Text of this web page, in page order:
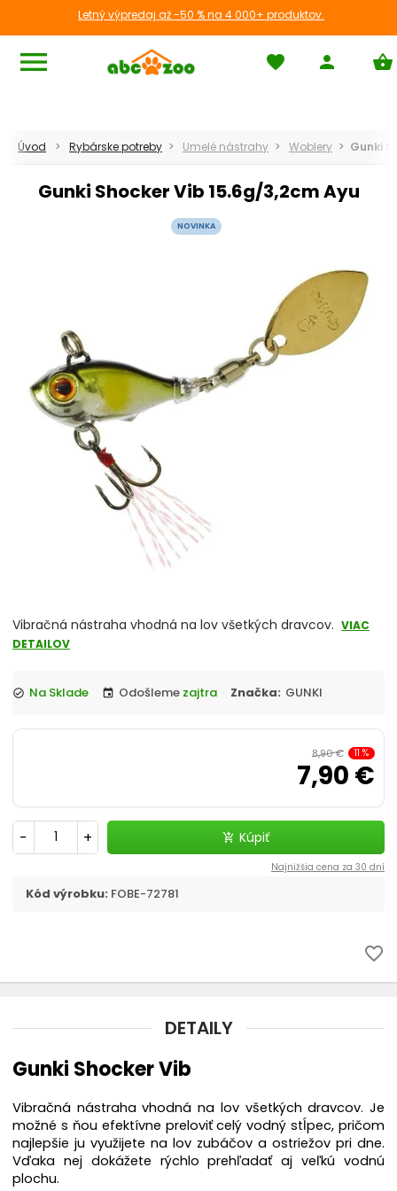
Letný výpredaj až -50 % na 4 000+ produktov.
menu favorite person shopping_basket
RYBÁRSKE POTREBY
Navijaky,Prúty...
CHOVATEĽSKÉ POTREBY
Mačky,Akvaristika
Úvod Rybárske potreby Umelé nástrahy Woblery Gunki
Gunki Shocker Vib 15.6g/3,2cm Ayu
NOVINKA
Vibračná nástraha vhodná na lov všetkých dravcov. VIAC
DETAILOV
check_circle Na Sklade event Odošleme zajtra Značka: GUNKI
8,90 € 11 %
7,90 €
- + add_shopping_cart Kúpiť
Najnižšia cena za 30 dní
Kód výrobku: FOBE-72781
favorite_border
DETAILY
Gunki Shocker Vib
Vibračná nástraha vhodná na lov všetkých dravcov. Je
možné s ňou efektívne preloviť celý vodný stĺpec, pričom
najlepšie ju využijete na lov zubáčov a ostriežov pri dne.
Vďaka nej dokážete rýchlo prehľadať aj veľkú vodnú
plochu.